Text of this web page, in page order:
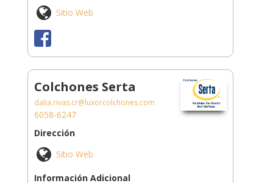
Sitio Web
Colchones Serta
dalia.rivas.cr@luxorcolchones.com
6058-6247
Dirección
Sitio Web
Información Adicional